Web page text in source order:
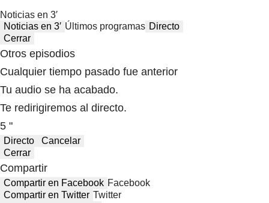
Noticias en 3′
Noticias en 3′ Últimos programas Directo
Cerrar
Otros episodios
Cualquier tiempo pasado fue anterior
Tu audio se ha acabado.
Te redirigiremos al directo.
5 "
Directo
Cancelar
Cerrar
Compartir
Compartir en Facebook Facebook
Compartir en Twitter Twitter